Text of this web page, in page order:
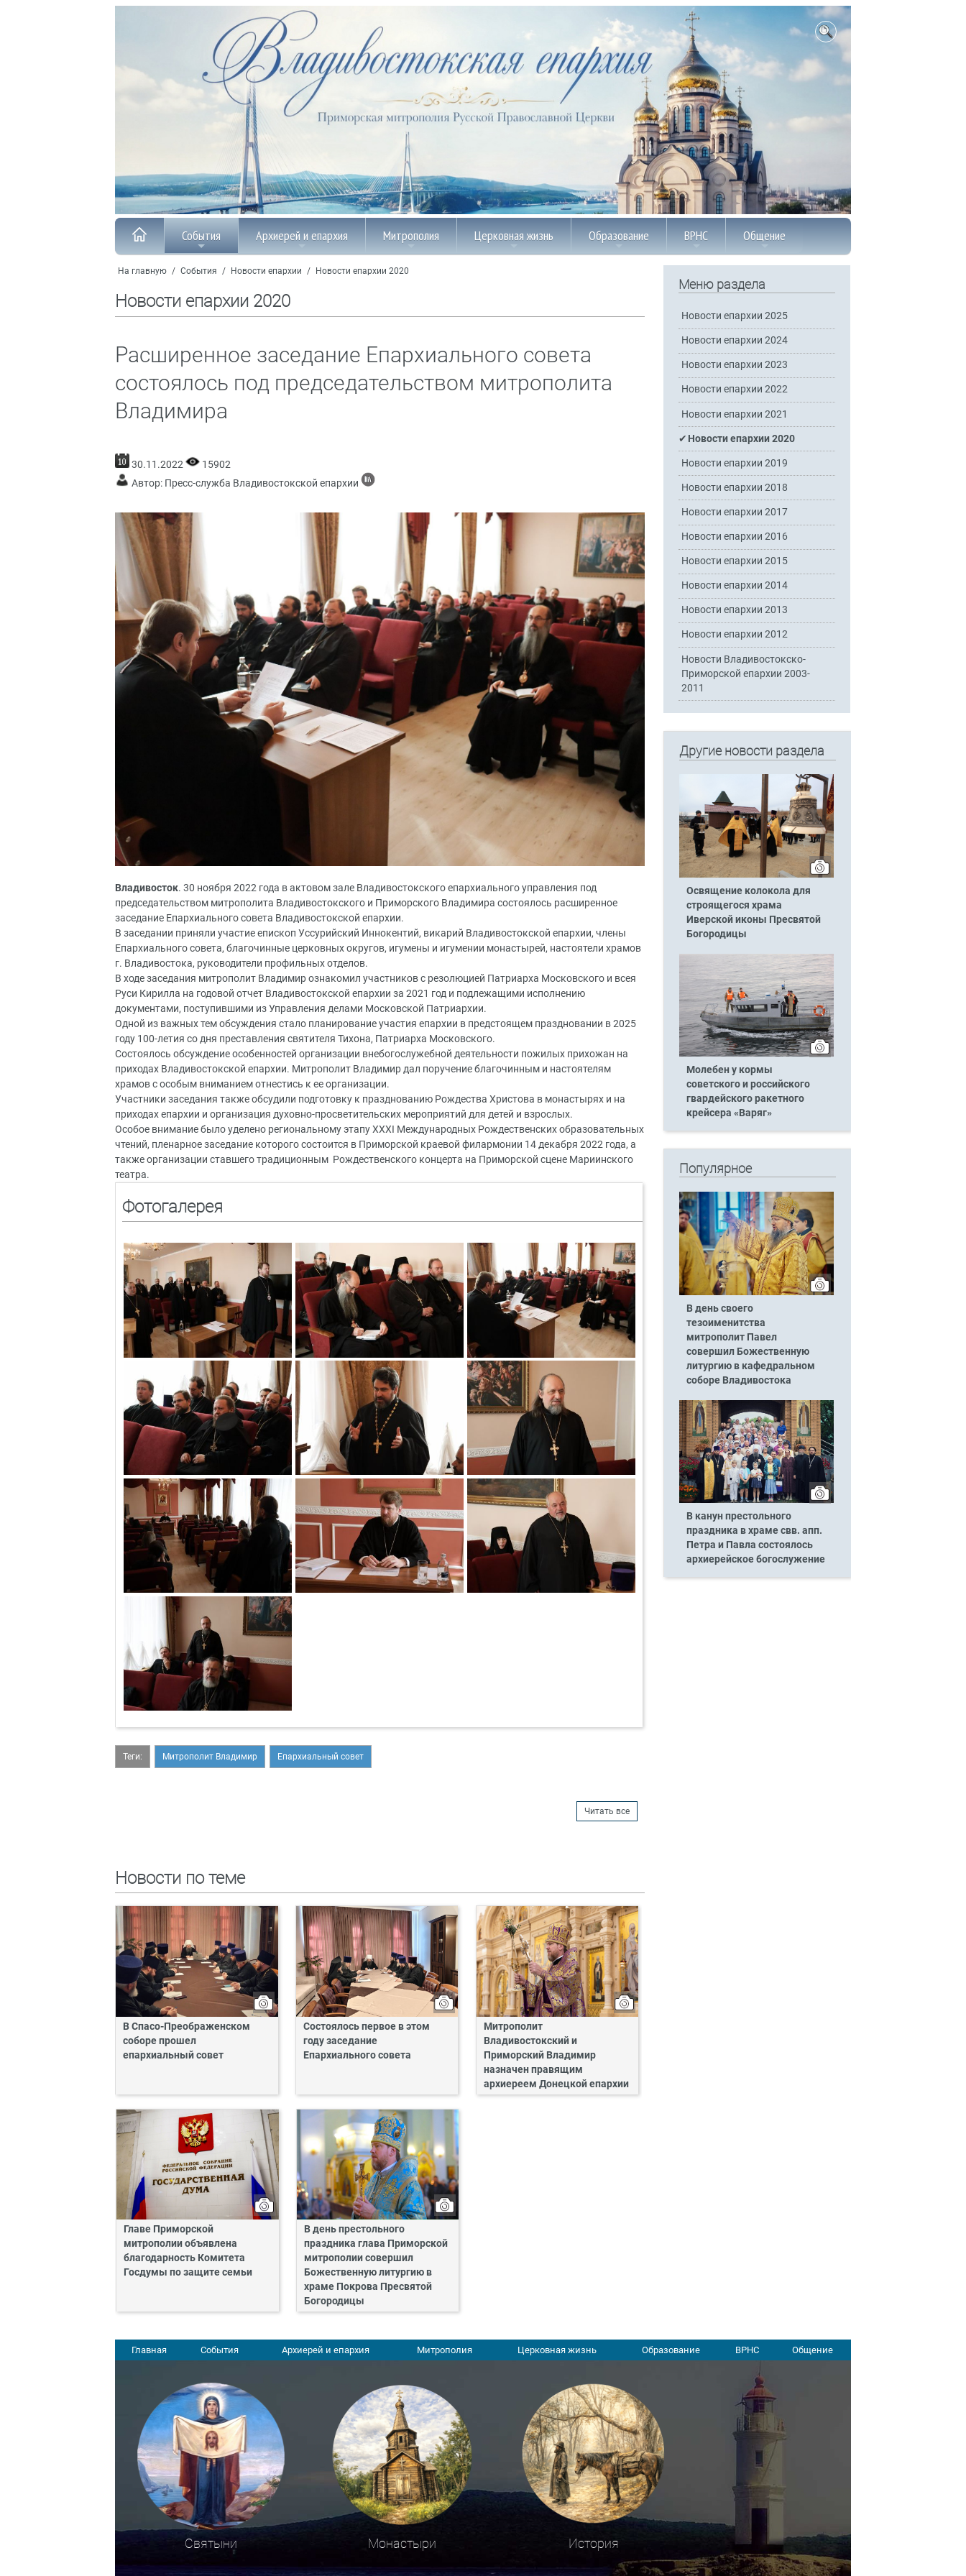
События Архиерей и епархия Митрополия Церковная жизнь Образование ВРНС Общение
На главную / События / Новости епархии / Новости епархии 2020
Новости епархии 2020
Расширенное заседание Епархиального совета
состоялось под председательством митрополита
Владимира
30.11.2022
15902
Автор: Пресс-служба Владивостокской епархии
Владивосток. 30 ноября 2022 года в актовом зале Владивостокского епархиального управления под
председательством митрополита Владивостокского и Приморского Владимира состоялось расширенное
заседание Епархиального совета Владивостокской епархии.
В заседании приняли участие епископ Уссурийский Иннокентий, викарий Владивостокской епархии, члены
Епархиального совета, благочинные церковных округов, игумены и игумении монастырей, настоятели храмов
г. Владивостока, руководители профильных отделов.
В ходе заседания митрополит Владимир ознакомил участников с резолюцией Патриарха Московского и всея
Руси Кирилла на годовой отчет Владивостокской епархии за 2021 год и подлежащими исполнению
документами, поступившими из Управления делами Московской Патриархии.
Одной из важных тем обсуждения стало планирование участия епархии в предстоящем праздновании в 2025
году 100-летия со дня преставления святителя Тихона, Патриарха Московского.
Состоялось обсуждение особенностей организации внебогослужебной деятельности пожилых прихожан на
приходах Владивостокской епархии. Митрополит Владимир дал поручение благочинным и настоятелям
храмов с особым вниманием отнестись к ее организации.
Участники заседания также обсудили подготовку к празднованию Рождества Христова в монастырях и на
приходах епархии и организация духовно-просветительских мероприятий для детей и взрослых.
Особое внимание было уделено региональному этапу XXXI Международных Рождественских образовательных
чтений, пленарное заседание которого состоится в Приморской краевой филармонии 14 декабря 2022 года, а
также организации ставшего традиционным Рождественского концерта на Приморской сцене Мариинского
театра.
Фотогалерея
Теги: Митрополит Владимир Епархиальный совет
Читать все
Новости по теме
В Спасо-Преображенском
соборе прошел
епархиальный совет
Состоялось первое в этом
году заседание
Епархиального совета
Митрополит
Владивостокский и
Приморский Владимир
назначен правящим
архиереем Донецкой епархии
Главе Приморской
митрополии объявлена
благодарность Комитета
Госдумы по защите семьи
В день престольного
праздника глава Приморской
митрополии совершил
Божественную литургию в
храме Покрова Пресвятой
Богородицы
Меню раздела
Новости епархии 2025
Новости епархии 2024
Новости епархии 2023
Новости епархии 2022
Новости епархии 2021
Новости епархии 2020
Новости епархии 2019
Новости епархии 2018
Новости епархии 2017
Новости епархии 2016
Новости епархии 2015
Новости епархии 2014
Новости епархии 2013
Новости епархии 2012
Новости Владивостокско-
Приморской епархии 2003-
2011
Другие новости раздела
Освящение колокола для
строящегося храма
Иверской иконы Пресвятой
Богородицы
Молебен у кормы
советского и российского
гвардейского ракетного
крейсера «Варяг»
Популярное
В день своего
тезоименитства
митрополит Павел
совершил Божественную
литургию в кафедральном
соборе Владивостока
В канун престольного
праздника в храме свв. апп.
Петра и Павла состоялось
архиерейское богослужение
Главная События Архиерей и епархия Митрополия Церковная жизнь Образование ВРНС Общение
Святыни Монастыри История